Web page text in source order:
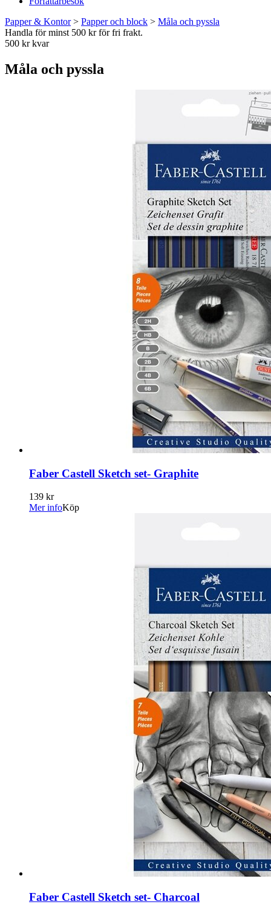
Papper & Kontor> Papper och block > Måla och pyssla
Handla för minst 500 kr för fri frakt.
500 kr kvar
Måla och pyssla
Faber Castell Sketch set- Graphite
139 kr
Mer infoKöp
Faber Castell Sketch set- Charcoal